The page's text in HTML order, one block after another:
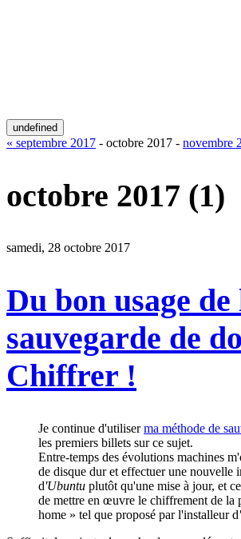
undefined
« septembre 2017 - octobre 2017 - novembre
octobre 2017 (1)
samedi, 28 octobre 2017
Du bon usage de
sauvegarde de
Chiffrer !
Je continue d'utiliserma méthode de
les premiers billets sur ce sujet.
Entre-temps des évolutions machines
de disque dur et effectuer une nouvelle
d'Ubuntu plutôt qu'une mise à jour, et
de mettre en œuvre le chiffrement de la
home » tel que proposé par l'installeur d